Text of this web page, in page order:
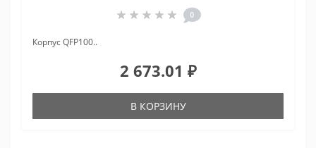
0
Корпус QFP100..
2 673.01 ₽
В КОРЗИНУ